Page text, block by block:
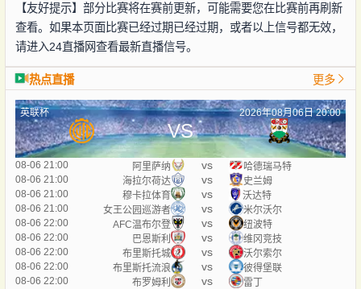
【友好提示】部分比赛将在赛前更新，可能需要您在比赛前再刷新
查看。如果本页面比赛已经过期已经过期，或者以上信号都无效，
请进入24直播网查看最新直播信号。
热点直播 更多
英联杯 2026年08月06日 20:00
VS
08-06 21:00 阿里萨纳 vs
哈德瑞马特
08-06 21:00
海拉尔荷达 vs
史兰姆
08-06 21:00
穆卡拉体育 vs
沃达特
08-06 21:00
女王公园巡游者 vs
米尔沃尔
08-06 22:00
AFC温布尔登 vs
纽波特
08-06 22:00
巴恩斯利 vs
维冈竞技
08-06 22:00
布里斯托城 vs
沃尔索尔
08-06 22:00
布里斯托流浪 vs
彼得堡联
08-06 22:00
布罗姆利 vs 雷丁